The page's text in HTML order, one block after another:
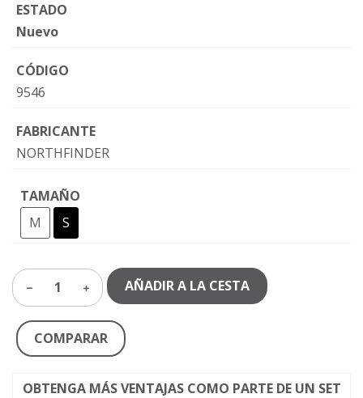
ESTADO
Nuevo
CÓDIGO
9546
FABRICANTE
NORTHFINDER
TAMAÑO
M
S
1 AÑADIR A LA CESTA
COMPARAR
OBTENGA MÁS VENTAJAS COMO PARTE DE UN SET